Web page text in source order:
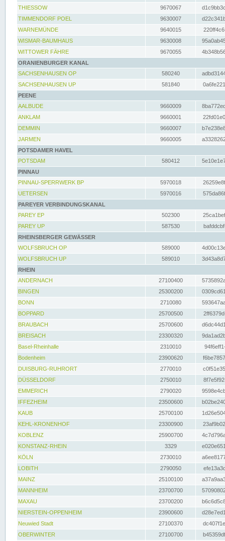
THIESSOW
9670067
TIMMENDORF POEL
9630007
WARNEMÜNDE
9640015
WISMAR-BAUMHAUS
9630008
WITTOWER FÄHRE
9670055
ORANIENBURGER KANAL
SACHSENHAUSEN OP
580240
SACHSENHAUSEN UP
581840
PEENE
AALBUDE
9660009
ANKLAM
9660001
DEMMIN
9660007
JARMEN
9660005
POTSDAMER HAVEL
POTSDAM
580412
PINNAU
PINNAU-SPERRWERK BP
5970018
UETERSEN
5970016
PAREYER VERBINDUNGSKANAL
PAREY EP
502300
PAREY UP
587530
RHEINSBERGER GEWÄSSER
WOLFSBRUCH OP
589000
WOLFSBRUCH UP
589010
RHEIN
ANDERNACH
27100400
BINGEN
25300200
BONN
2710080
BOPPARD
25700500
BRAUBACH
25700600
BREISACH
23300320
Basel-Rheinhalle
2310010
Bodenheim
23900620
DUISBURG-RUHRORT
2770010
DÜSSELDORF
2750010
EMMERICH
2790020
IFFEZHEIM
23500600
KAUB
25700100
KEHL-KRONENHOF
23300900
KOBLENZ
25900700
KONSTANZ-RHEIN
3329
KÖLN
2730010
LOBITH
2790050
MAINZ
25100100
MANNHEIM
23700700
MAXAU
23700200
NIERSTEIN-OPPENHEIM
23900600
Neuwied Stadt
27100370
OBERWINTER
27100700